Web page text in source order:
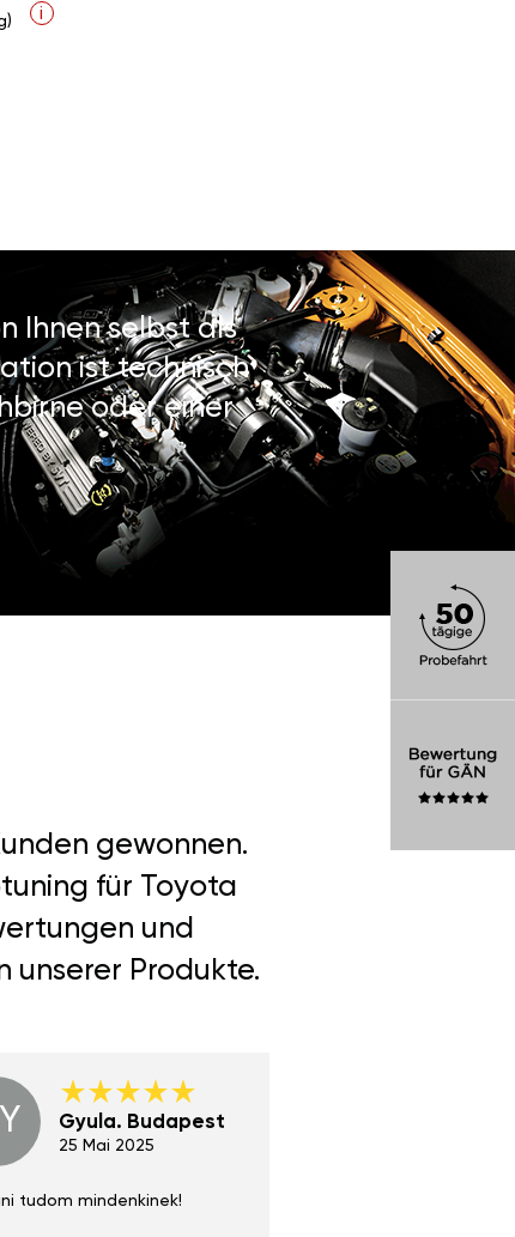
i
Ihnen selbst als
ist technisch
oder einer
gewonnen.
für Toyota
und
unserer Produkte.
Gyula. Budapest
25 Mai 2025
tudom mindenkinek!